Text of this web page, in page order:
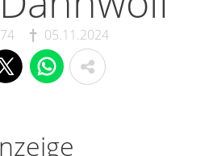
05.11.2024